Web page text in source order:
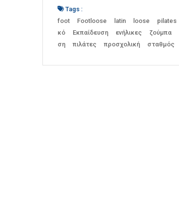
Tags :
foot
Footloose latin loose pilates
κό
Εκπαίδευση ενήλικες ζούμπα
ση
πιλάτες προσχολική σταθμός